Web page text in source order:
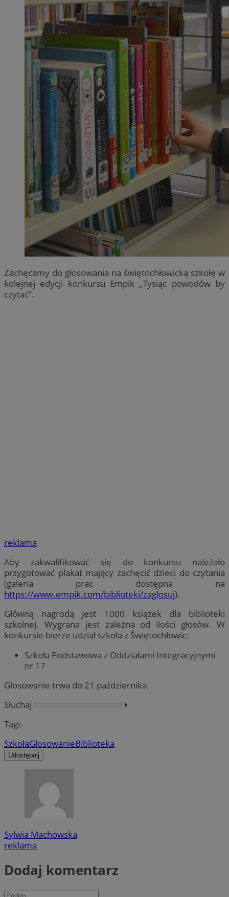
Zachęcamy do głosowania na świętochłowicką szkołę w
kolejnej edycji konkursu Empik „Tysiąc powodów by
czytać”.
reklama
Aby zakwalifikować się do konkursu należało
przygotować plakat mający zachęcić dzieci do czytania
(galeria prac dostępna na
https://www.empik.com/biblioteki/zaglosuj).
Główną nagrodą jest 1000 książek dla biblioteki
szkolnej. Wygrana jest zależna od ilości głosów. W
konkursie bierze udział szkoła z Świętochłowic:
Szkoła Podstawowa z Oddziałami Integracyjnymi
nr 17
Glosowanie trwa do 21 października.
Słuchaj
⏵︎
Tagi:
SzkołaGłosowanieBiblioteka
Udostępnij
Sylwia Machowska
reklama
Dodaj komentarz